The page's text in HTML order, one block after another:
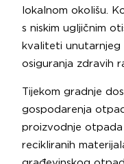
lokalnom okolišu.
s niskim ugljičnim
kvaliteti unutarnjeg
osiguranja zdravih
Tijekom gradnje
gospodarenja
proizvodnje otpada
recikliranih